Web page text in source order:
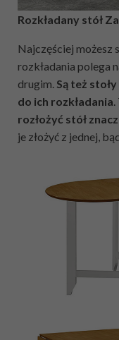
Rozkładany stół
Najczęściej możesz
rozkładania polega
drugim. Są też
do ich rozkładania.
rozłożyć stół
je złożyć z jednej,